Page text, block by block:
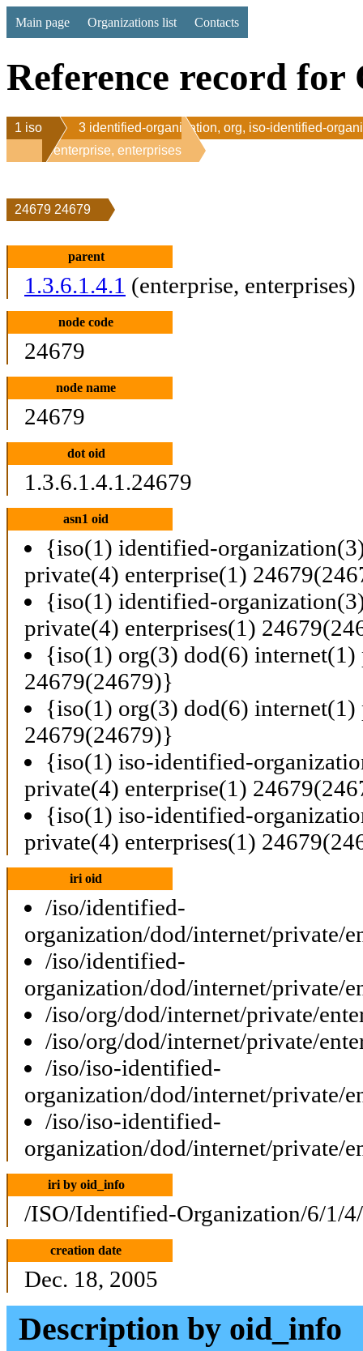
Main page Organizations list Contacts
Reference record for
1 iso
3 identified-organization, org, iso-identified-
1 enterprise, enterprises
24679 24679
parent
1.3.6.1.4.1 (enterprise, enterprises)
node code
24679
node name
24679
dot oid
1.3.6.1.4.1.24679
asn1 oid
{iso(1) identified-
private(4) enterprise(1)
{iso(1) identified-
private(4) enterprises(1)
{iso(1) org(3) dod(6) internet(1)
24679(24679)}
{iso(1) org(3) dod(6) internet(1)
24679(24679)}
{iso(1) iso-identified-
private(4) enterprise(1)
{iso(1) iso-identified-
private(4) enterprises(1)
iri oid
/iso/identified-
organization/dod/internet/private/
/iso/identified-
organization/dod/internet/private/
/iso/org/dod/internet/private/
/iso/org/dod/internet/private/
/iso/iso-identified-
organization/dod/internet/private/
/iso/iso-identified-
organization/dod/internet/private/
iri by oid_info
/ISO/Identified-Organization/6/1/
creation date
Dec. 18, 2005
Description by oid_info